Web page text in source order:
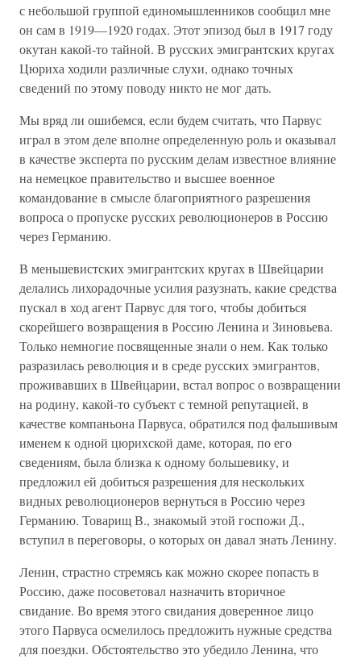
с небольшой группой единомышленников сообщил мне
он сам в 1919—1920 годах. Этот эпизод был в 1917 году
окутан какой-то тайной. В русских эмигрантских кругах
Цюриха ходили различные слухи, однако точных
сведений по этому поводу никто не мог дать.
Мы вряд ли ошибемся, если будем считать, что Парвус
играл в этом деле вполне определенную роль и оказывал
в качестве эксперта по русским делам известное влияние
на немецкое правительство и высшее военное
командование в смысле благоприятного разрешения
вопроса о пропуске русских революционеров в Россию
через Германию.
В меньшевистских эмигрантских кругах в Швейцарии
делались лихорадочные усилия разузнать, какие средства
пускал в ход агент Парвус для того, чтобы добиться
скорейшего возвращения в Россию Ленина и Зиновьева.
Только немногие посвященные знали о нем. Как только
разразилась революция и в среде русских эмигрантов,
проживавших в Швейцарии, встал вопрос о возвращении
на родину, какой-то субъект с темной репутацией, в
качестве компаньона Парвуса, обратился под фальшивым
именем к одной цюрихской даме, которая, по его
сведениям, была близка к одному большевику, и
предложил ей добиться разрешения для нескольких
видных революционеров вернуться в Россию через
Германию. Товарищ В., знакомый этой госпожи Д.,
вступил в переговоры, о которых он давал знать Ленину.
Ленин, страстно стремясь как можно скорее попасть в
Россию, даже посоветовал назначить вторичное
свидание. Во время этого свидания доверенное лицо
этого Парвуса осмелилось предложить нужные средства
для поездки. Обстоятельство это убедило Ленина, что